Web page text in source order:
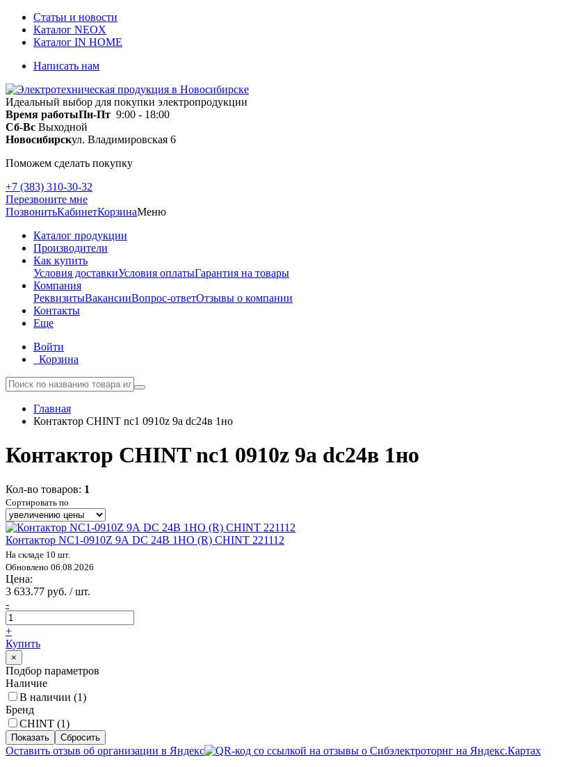
Статьи и новости
Каталог NEOX
Каталог IN HOME
Написать нам
Идеальный выбор для покупки электропродукции
Время работыПн-Пт 9:00 - 18:00
Сб-Вс Выходной
Новосибирскул. Владимировская 6
Поможем сделать покупку
+7 (383) 310-30-32
Перезвоните мне
ПозвонитьКабинетКорзинаМеню
Каталог продукции
Производители
Как купить
Условия доставкиУсловия оплатыГарантия на товары
Компания
РеквизитыВакансииВопрос-ответОтзывы о компании
Контакты
Еще
Войти
Корзина
Главная
Контактор CHINT nc1 0910z 9а dc24в 1но
Контактор CHINT nc1 0910z 9а dc24в 1но
Кол-во товаров: 1
Сортировать по
Контактор NC1-0910Z 9А DC 24В 1НО (R) CHINT 221112
На складе 10 шт.
Обновлено 06.08.2026
Цена:
3 633.77 руб. / шт.
-
+
Купить
×
Подбор параметров
Наличие
В наличии (1)
Бренд
CHINT (1)
Оставить отзыв об организации в Яндекс